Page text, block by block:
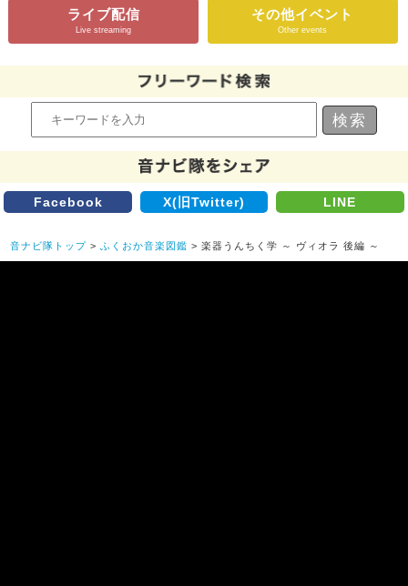
ライブ配信
Live streaming
その他イベント
Other events
Facebook X(旧Twitter) LINE
音ナビ隊トップ >ふくおか音楽図鑑 > 楽器うんちく学 ～ ヴィオラ 後編 ～